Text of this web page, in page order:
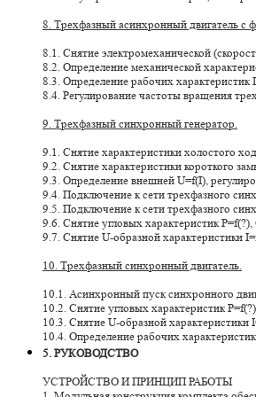
8. Трехфазный асинхронный двигатель с
8.1. Снятие электромеханической
8.2. Определение механической
8.3. Определение рабочих
8.4. Регулирование частоты вращения
9. Трехфазный синхронный генератор.
9.1. Снятие характеристики холостого
9.2. Снятие характеристики короткого
9.3. Определение внешней U=f(I),
9.4. Подключение к сети трехфазного
9.5. Подключение к сети трехфазного
9.6. Снятие угловых характеристик
9.7. Снятие U-образной характеристики
10. Трехфазный синхронный двигатель.
10.1. Асинхронный пуск синхронного
10.2. Снятие угловых характеристик
10.3. Снятие U-образной характеристики
10.4. Определение рабочих
5. РУКОВОДСТВО
УСТРОЙСТВО И ПРИНЦИП РАБОТЫ